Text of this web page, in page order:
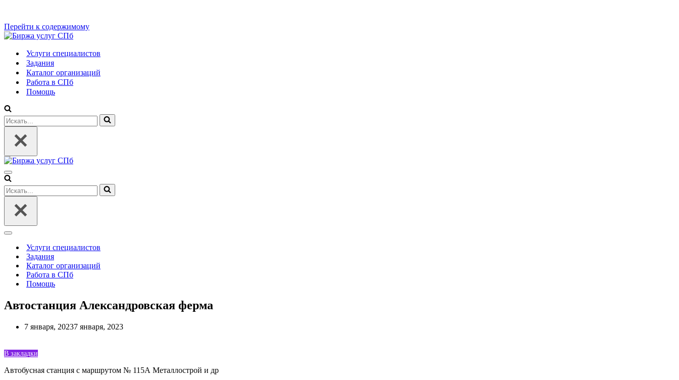
Перейти к содержимому
Услуги специалистов
Задания
Каталог организаций
Работа в СПб
Помощь
Искать...
Меню
навигации
Искать...
Меню
навигацииУслуги специалистов
Задания
Каталог организаций
Работа в СПб
Помощь
Автостанция Александровская ферма
7 января, 20237 января, 2023
В закладки
Автобусная станция с маршрутом № 115А Металлострой и др